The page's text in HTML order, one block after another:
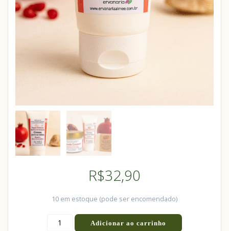
R$32,90
10 em estoque (pode ser encomendado)
Adicionar ao carrinho